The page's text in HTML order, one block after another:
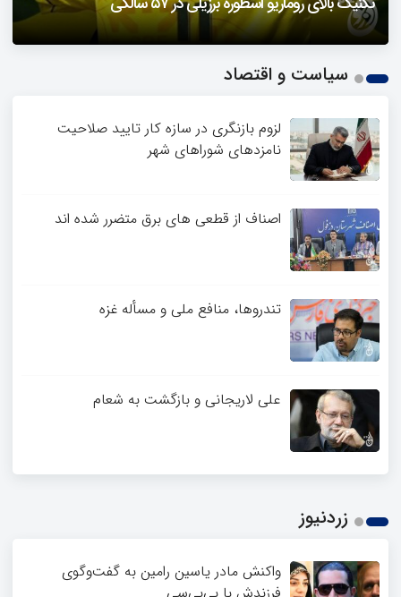
2
سیاست و اقتصاد
لزوم بازنگری در سازه کار تایید صلاحیت
نامزدهای شوراهای شهر
اصناف از قطعی های برق متضرر شده اند
تندروها، منافع ملی و مسأله غزه
علی لاریجانی و بازگشت به شعام
زردنیوز
واکنش مادر یاسین رامین به گفت‌وگوی